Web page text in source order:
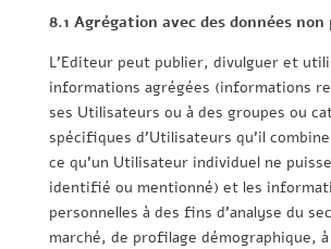
8.1 Agrégation avec des données
L’Editeur peut publier, divulguer et
informations agrégées (informations
ses Utilisateurs ou à des groupes ou
spécifiques d’Utilisateurs qu’il
ce qu’un Utilisateur individuel ne
identifié ou mentionné) et les
personnelles à des fins d’analyse du
marché, de profilage démographique,